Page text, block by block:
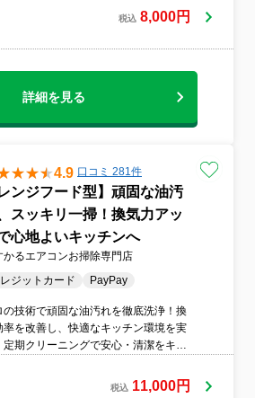
税込 8,000円
詳細を見る
4.9 口コミ 281件
レンジフード型】頑固な油汚
スッキリ一掃！換気力アッ
心地よいキッチンへ
かるエアコンお掃除専門店
ジットカード
PayPay
の技術で頑固な油汚れを徹底洗浄！換
率を改善し、快適なキッチン環境を実
定期クリーニングで安心・清潔をキー
税込 11,000円